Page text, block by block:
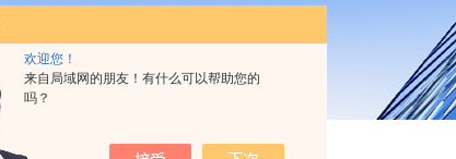
欢迎您！
来自局域网的朋友！有什么可以帮助您的
吗？